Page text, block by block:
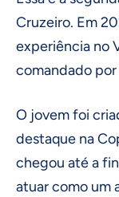
Cruzeiro. Em
experiência no
comandado por
O jovem foi
destaque na
chegou até a
atuar como um